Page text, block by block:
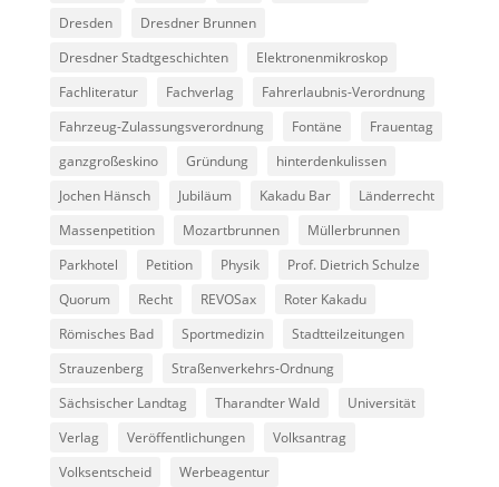
Dresden
Dresdner Brunnen
Dresdner Stadtgeschichten
Elektronenmikroskop
Fachliteratur
Fachverlag
Fahrerlaubnis-Verordnung
Fahrzeug-Zulassungsverordnung
Fontäne
Frauentag
ganzgroßeskino
Gründung
hinterdenkulissen
Jochen Hänsch
Jubiläum Kakadu Bar
Länderrecht
Massenpetition
Mozartbrunnen
Müllerbrunnen
Parkhotel
Petition Physik
Prof. Dietrich Schulze
Quorum
Recht REVOSax
Roter Kakadu
Römisches Bad
Sportmedizin
Stadtteilzeitungen
Strauzenberg
Straßenverkehrs-Ordnung
Sächsischer Landtag
Tharandter Wald
Universität
Verlag
Veröffentlichungen
Volksantrag
Volksentscheid
Werbeagentur